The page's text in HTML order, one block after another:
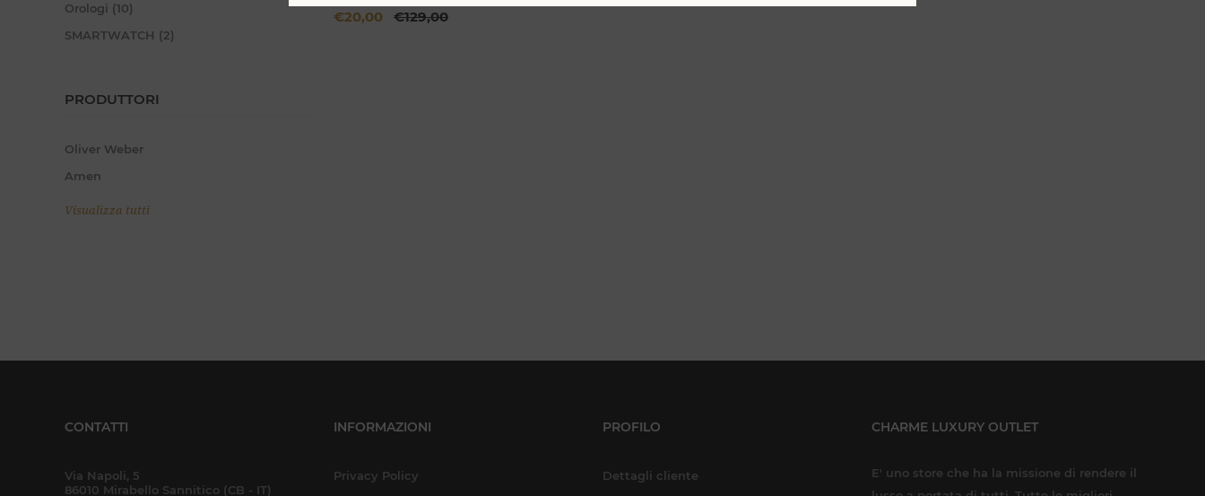
€20,00 €129,00
Orologi (10)
SMARTWATCH (2)
PRODUTTORI
Oliver Weber
Amen
Visualizza tutti
CONTATTI
Via Napoli, 5
86010 Mirabello Sannitico (CB - IT)
INFORMAZIONI
Privacy Policy
PROFILO
Dettagli cliente
CHARME LUXURY OUTLET
E' uno store che ha la missione di rendere il